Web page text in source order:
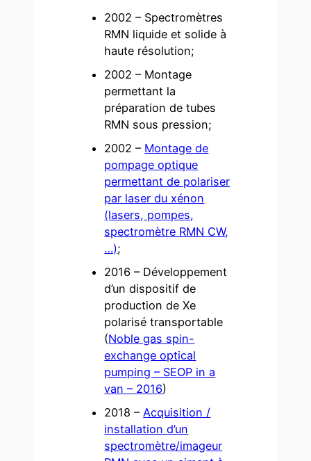
2002 – Spectromètres
RMN liquide et solide à
haute résolution;
2002 – Montage
permettant la
préparation de tubes
RMN sous pression;
2002 – Montage de
pompage optique
permettant de polariser
par laser du xénon
(lasers, pompes,
spectromètre RMN CW,
…);
2016 – Développement
d’un dispositif de
production de Xe
polarisé transportable
(Noble gas spin-
exchange optical
pumping – SEOP in a
van – 2016)
2018 –Acquisition /
installation d’un
spectromètre/imageur